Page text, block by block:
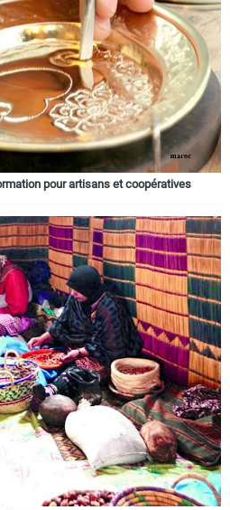
pour artisans et coopératives